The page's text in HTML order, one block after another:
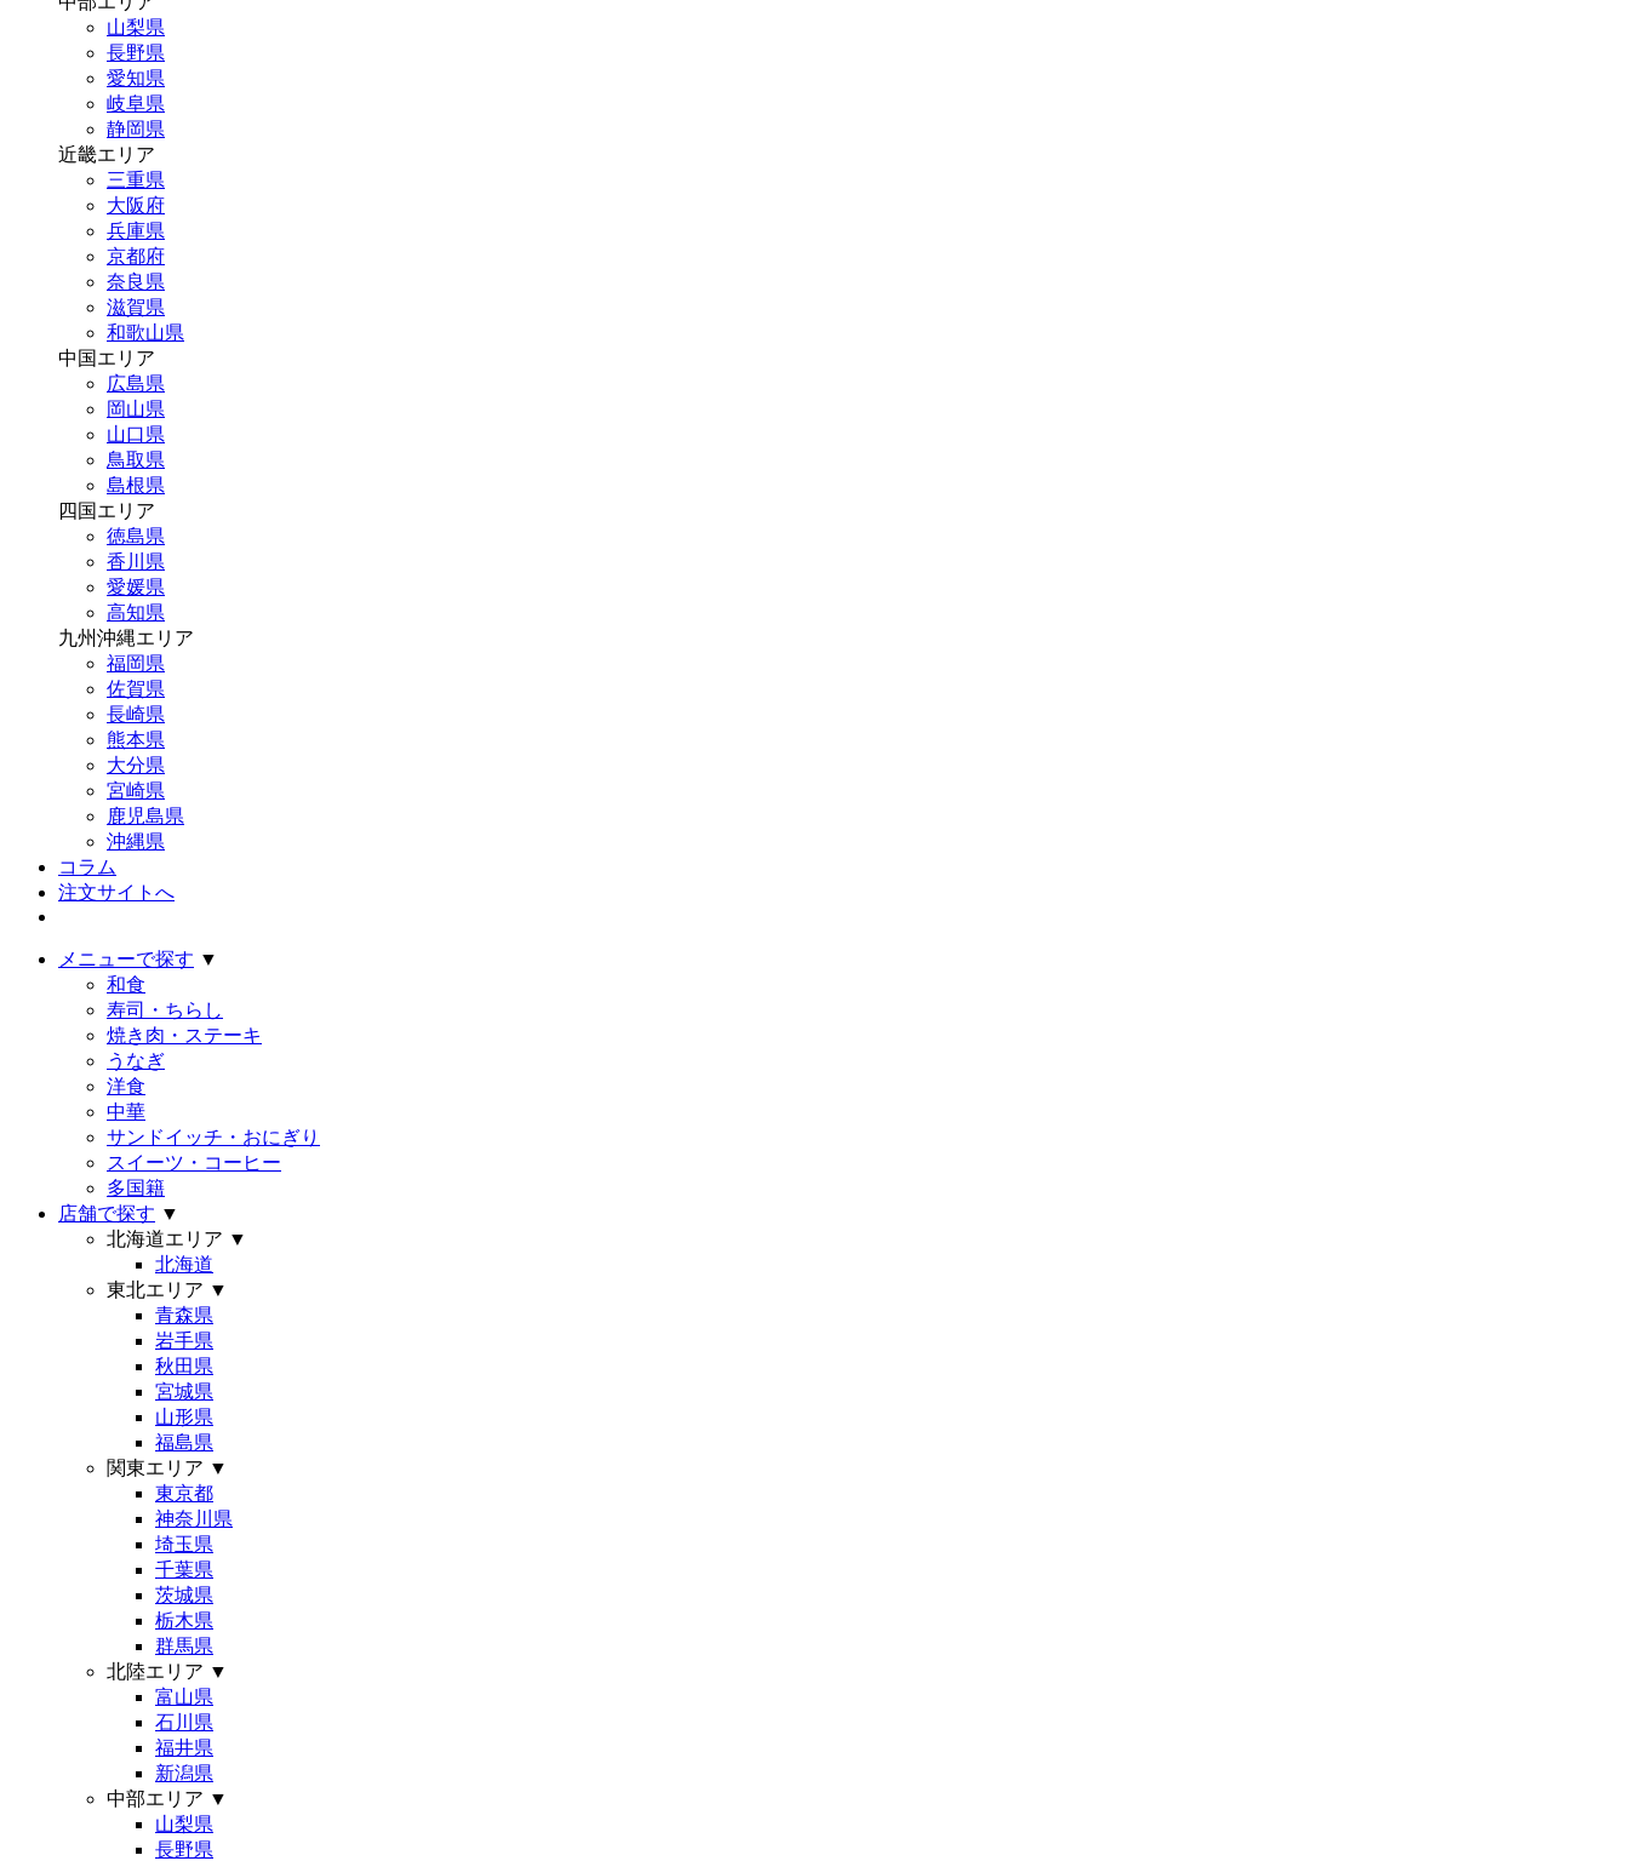
山梨県
長野県
愛知県
岐阜県
静岡県
近畿エリア
三重県
大阪府
兵庫県
京都府
奈良県
滋賀県
和歌山県
中国エリア
広島県
岡山県
山口県
鳥取県
島根県
四国エリア
徳島県
香川県
愛媛県
高知県
九州沖縄エリア
福岡県
佐賀県
長崎県
熊本県
大分県
宮崎県
鹿児島県
沖縄県
コラム
注文サイトへ
メニューで探す ▼
和食
寿司・ちらし
焼き肉・ステーキ
うなぎ
洋食
中華
サンドイッチ・おにぎり
スイーツ・コーヒー
多国籍
店舗で探す ▼
北海道エリア ▼
北海道
東北エリア ▼
青森県
岩手県
秋田県
宮城県
山形県
福島県
関東エリア ▼
東京都
神奈川県
埼玉県
千葉県
茨城県
栃木県
群馬県
北陸エリア ▼
富山県
石川県
福井県
新潟県
中部エリア ▼
山梨県
長野県